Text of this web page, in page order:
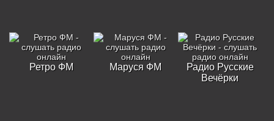
Ретро ФМ Маруся ФМ
Радио Русские
Вечёрки